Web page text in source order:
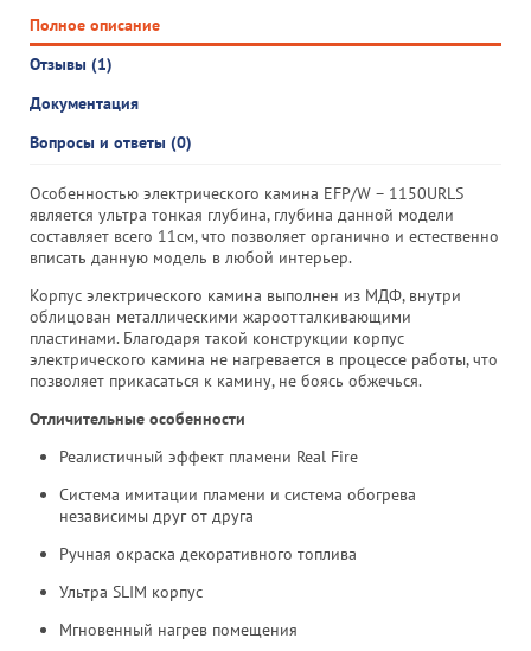
Полное описание
Отзывы (1)
Документация
Вопросы и ответы (0)
Особенностью электрического камина EFP/W – 1150URLS
является ультра тонкая глубина, глубина данной модели
составляет всего 11см, что позволяет органично и естественно
вписать данную модель в любой интерьер.
Корпус электрического камина выполнен из МДФ, внутри
облицован металлическими жароотталкивающими
пластинами. Благодаря такой конструкции корпус
электрического камина не нагревается в процессе работы, что
позволяет прикасаться к камину, не боясь обжечься.
Отличительные особенности
Реалистичный эффект пламени Real Fire
Система имитации пламени и система обогрева
независимы друг от друга
Ручная окраска декоративного топлива
Ультра SLIM корпус
Мгновенный нагрев помещения